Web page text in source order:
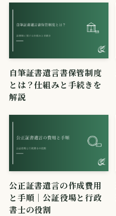
自筆証書遺言書保管制度
とは？仕組みと手続きを
解説
公正証書遺言の作成費用
と手順｜公証役場と行政
書士の役割